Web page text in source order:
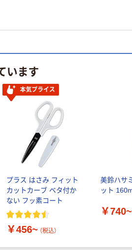
います
本気プライス
プラス はさみ フィット
カットカーブ ベタ付か
ない フッ素コート
￥456~ （税込）
美鈴ハサ
ット
￥740~